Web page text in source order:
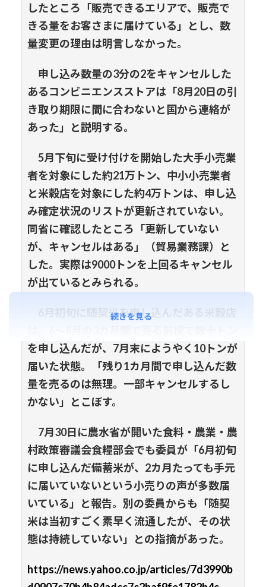
したところ「販売できるエリアで、販売で
きる量をお客さまに届けている」とし、数
量変更の理由は明言しなかった。
申し込み数量の3分の2をキャンセルした
あるコンビニエンスストアは「8月20日の引
き取り期限に間に合わないと国から連絡が
あった」と説明する。
5月下旬に受け付けを開始した大手小売業
者を対象にした約21万トン、中小小売業者
と米穀店を対象にした約4万トンは、申し込
み確定状況のリストが更新されていない。
同省に確認したところ「更新していない
が、キャンセルはある」（貿易業務課）と
した。実際は9000トンを上回るキャンセル
が出ているとみられる。
6月初旬に随契米を申し込んだある米穀店
を申し込んだが、7月末にようやく10トンが
届いた状態。「残り1カ月間で申し込んだ数
量を売るのは無理。一部キャンセルするし
かない」とこぼす。
7月30日に農水省が開いた食料・農業・農
村政策審議会食糧部会でも委員が「6月初旬
に申し込んだ備蓄米が、2カ月たっても手元
に届いていないという小売りの声が多数届
いている」と報告。別の委員からも「随契
米は当初すごく素早く流通したが、その状
態は持続していない」との指摘があった。
https://news.yahoo.co.jp/articles/7d3990b
続きを見る